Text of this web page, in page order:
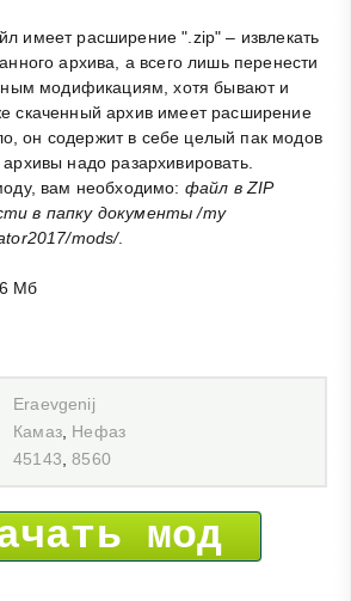
имеет расширение ".zip" – извлекать
архива, а всего лишь перенести
модификациям, хотя бывают и
скаченный архив имеет расширение
он содержит в себе целый пак модов
надо разархивировать.
вам необходимо: файл в ZIP
в папку документы /my
mods/.
Мб
Eraevgenij
Камаз, Нефаз
45143,8560
мод